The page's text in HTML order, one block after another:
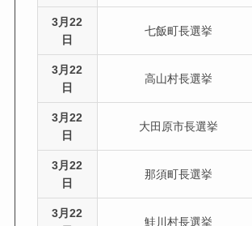
3月22
日
七飯町長選挙
3月22
日
高山村長選挙
3月22
日
大田原市長選挙
3月22
日
那須町長選挙
3月22
鮭川村長選挙